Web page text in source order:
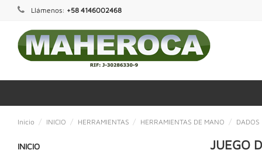
Llámenos: +58 4146002468
Inicio INICIO HERRAMIENTAS HERRAMIENTAS DE MANO DADOS
INICIO JUEGO